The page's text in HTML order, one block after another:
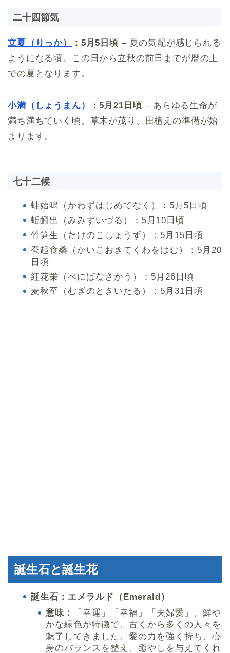
二十四節気
立夏（りっか） ：5月5日頃 – 夏の気配が感じられる
ようになる頃。この日から立秋の前日までが暦の上
での夏となります。
小満（しょうまん） ：5月21日頃 – あらゆる生命が
満ち満ちていく頃。草木が茂り、田植えの準備が始
まります。
七十二候
蛙始鳴（かわずはじめてなく）：5月5日頃
蚯蚓出（みみずいづる）：5月10日頃
竹笋生（たけのこしょうず）：5月15日頃
蚕起食桑（かいこおきてくわをはむ）：5月20
日頃
紅花栄（べにばなさかう）：5月26日頃
麦秋至（むぎのときいたる）：5月31日頃
誕生石と誕生花
誕生石：エメラルド（Emerald）
意味：
「幸運」「幸福」「夫婦愛」。鮮や
かな緑色が特徴で、古くから多くの人々を
魅了してきました。愛の力を強く持ち、心
身のバランスを整え、癒やしを与えてくれ